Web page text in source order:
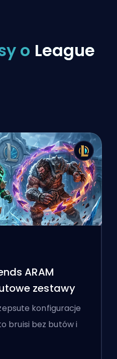
o League
ARAM
zestawy
konfiguracje
bruisi bez butów i